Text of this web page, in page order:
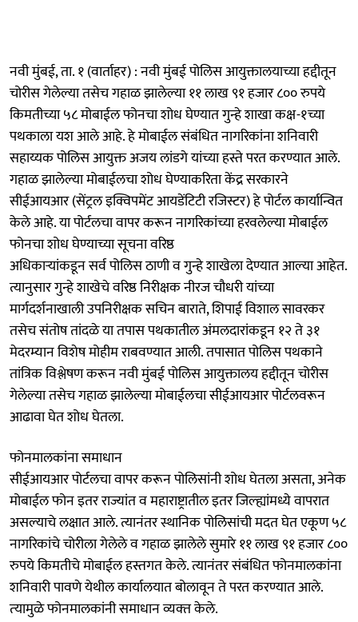
नवी मुंबई, ता. १ (वार्ताहर) : नवी मुंबई पोलिस आयुक्तालयाच्या हद्दीतून
चोरीस गेलेल्या तसेच गहाळ झालेल्या ११ लाख ९१ हजार ८०० रुपये
किमतीच्या ५८ मोबाईल फोनचा शोध घेण्यात गुन्हे शाखा कक्ष-१च्या
पथकाला यश आले आहे. हे मोबाईल संबंधित नागरिकांना शनिवारी
सहाय्यक पोलिस आयुक्त अजय लांडगे यांच्या हस्ते परत करण्यात आले.
गहाळ झालेल्या मोबाईलचा शोध घेण्याकरिता केंद्र सरकारने
सीईआयआर (सेंट्रल इक्विपमेंट आयडेंटिटी रजिस्टर) हे पोर्टल कार्यान्वित
केले आहे. या पोर्टलचा वापर करून नागरिकांच्या हरवलेल्या मोबाईल
फोनचा शोध घेण्याच्या सूचना वरिष्ठ
अधिकाऱ्यांकडून सर्व पोलिस ठाणी व गुन्हे शाखेला देण्यात आल्या आहेत.
त्यानुसार गुन्हे शाखेचे वरिष्ठ निरीक्षक नीरज चौधरी यांच्या
मार्गदर्शनाखाली उपनिरीक्षक सचिन बाराते, शिपाई विशाल सावरकर
तसेच संतोष तांदळे या तपास पथकातील अंमलदारांकडून १२ ते ३१
मेदरम्यान विशेष मोहीम राबवण्यात आली. तपासात पोलिस पथकाने
तांत्रिक विश्लेषण करून नवी मुंबई पोलिस आयुक्तालय हद्दीतून चोरीस
गेलेल्या तसेच गहाळ झालेल्या मोबाईलचा सीईआयआर पोर्टलवरून
आढावा घेत शोध घेतला.
फोनमालकांना समाधान
सीईआयआर पोर्टलचा वापर करून पोलिसांनी शोध घेतला असता, अनेक
मोबाईल फोन इतर राज्यांत व महाराष्ट्रातील इतर जिल्‍ह्यांमध्ये वापरात
असल्याचे लक्षात आले. त्यानंतर स्थानिक पोलिसांची मदत घेत एकूण ५८
नागरिकांचे चोरीला गेलेले व गहाळ झालेले सुमारे ११ लाख ९१ हजार ८००
रुपये किमतीचे मोबाईल हस्तगत केले. त्यानंतर संबंधित फोनमालकांना
शनिवारी पावणे येथील कार्यालयात बोलावून ते परत करण्यात आले.
त्‍यामुळे फोनमालकांनी समाधान व्यक्‍त केले.